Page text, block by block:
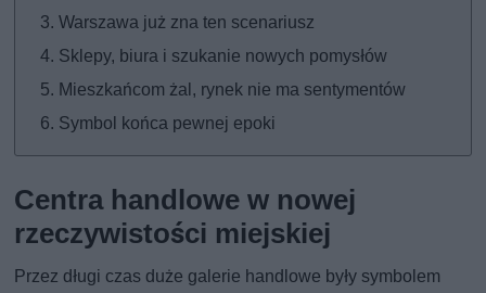
Warszawa już zna ten scenariusz
Sklepy, biura i szukanie nowych pomysłów
Mieszkańcom żal, rynek nie ma sentymentów
Symbol końca pewnej epoki
Centra handlowe w nowej
rzeczywistości miejskiej
Przez długi czas duże galerie handlowe były symbolem